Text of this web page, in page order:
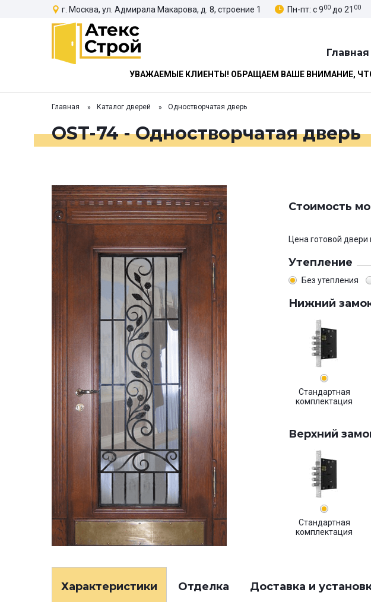
г. Москва, ул. Адмирала Макарова, д. 8, строение 1 Пн-пт: с 900 до 21 00
Главная
УВАЖАЕМЫЕ КЛИЕНТЫ! ОБРАЩАЕМ ВАШЕ ВНИМАНИЕ,
Главная Каталог дверей Одностворчатая дверь
OST-74 - Одностворчатая дверь
Стоимость
Цена готовой двери
Утепление
Без утепления
Нижний
Стандартная
комплектация
Верхний
Стандартная
комплектация
Характеристики Отделка Доставка и